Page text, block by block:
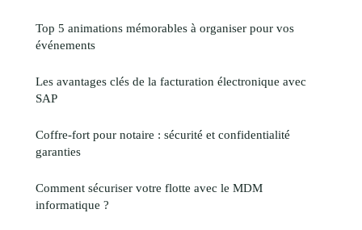
Top 5 animations mémorables à organiser pour vos
événements
Les avantages clés de la facturation électronique avec
SAP
Coffre-fort pour notaire : sécurité et confidentialité
garanties
Comment sécuriser votre flotte avec le MDM
informatique ?